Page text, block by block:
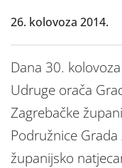
26. kolovoza 2014.
Dana 30.
Udruge orača
Zagrebačke
Podružnice
županijsko